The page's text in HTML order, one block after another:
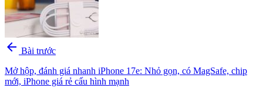
arrow_back Bài trước
Mở hộp, đánh giá nhanh iPhone 17e: Nhỏ gọn, có MagSafe, chip
mới, iPhone giá rẻ cấu hình mạnh